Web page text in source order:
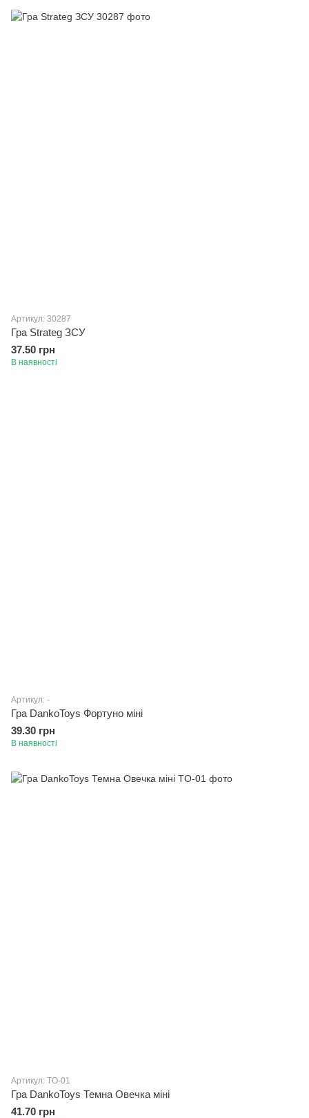
Артикул: 30287
Гра Strateg ЗСУ
37.50 грн
В наявності
Артикул: -
Гра DankoToys Фортуно міні
39.30 грн
В наявності
Артикул: TO-01
Гра DankoToys Темна Овечка міні
41.70 грн